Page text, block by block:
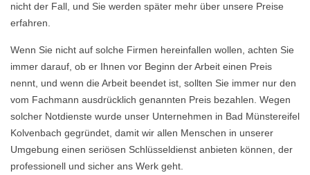
nicht der Fall, und Sie werden später mehr über unsere Preise
erfahren.
Wenn Sie nicht auf solche Firmen hereinfallen wollen, achten Sie
immer darauf, ob er Ihnen vor Beginn der Arbeit einen Preis
nennt, und wenn die Arbeit beendet ist, sollten Sie immer nur den
vom Fachmann ausdrücklich genannten Preis bezahlen. Wegen
solcher Notdienste wurde unser Unternehmen in Bad Münstereifel
Kolvenbach gegründet, damit wir allen Menschen in unserer
Umgebung einen seriösen Schlüsseldienst anbieten können, der
professionell und sicher ans Werk geht.